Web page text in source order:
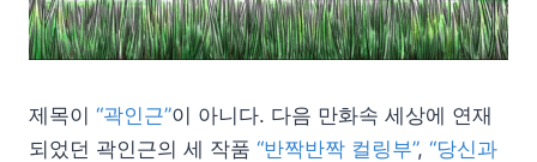
제목이 “곽인근”이 아니다. 다음 만화속 세상에 연재
되었던 곽인근의 세 작품 “반짝반짝 컬링부”, “당신과